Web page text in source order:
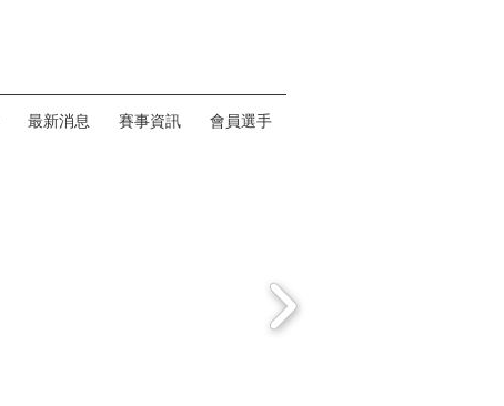
最新消息 賽事資訊 會員選手